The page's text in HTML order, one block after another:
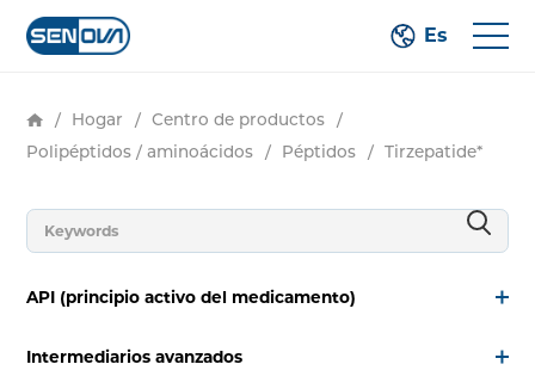
Es
/ Hogar / Centro de productos
/
Polipéptidos / aminoácidos
/ Péptidos / Tirzepatide*
API (principio activo del medicamento)
Intermediarios avanzados